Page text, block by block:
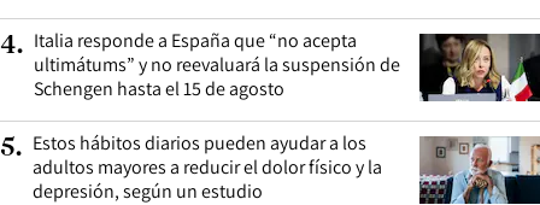
4. Italia responde a España que “no acepta
ultimátums” y no reevaluará la suspensión de
Schengen hasta el 15 de agosto
5. Estos hábitos diarios pueden ayudar a los
adultos mayores a reducir el dolor físico y la
depresión, según un estudio